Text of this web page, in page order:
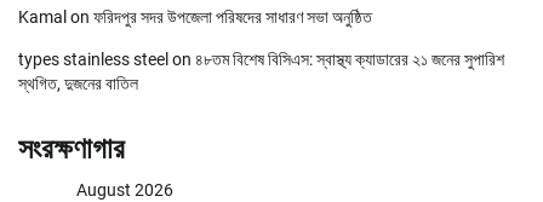
Kamal on ফরিদপুর সদর উপজেলা পরিষদের সাধারণ সভা অনুষ্ঠিত
types stainless steel on ৪৮তম বিশেষ বিসিএস: স্বাস্থ্য ক্যাডারের ২১ জনের সুপারিশ
স্থগিত, দুজনের বাতিল
সংরক্ষণাগার
August 2026